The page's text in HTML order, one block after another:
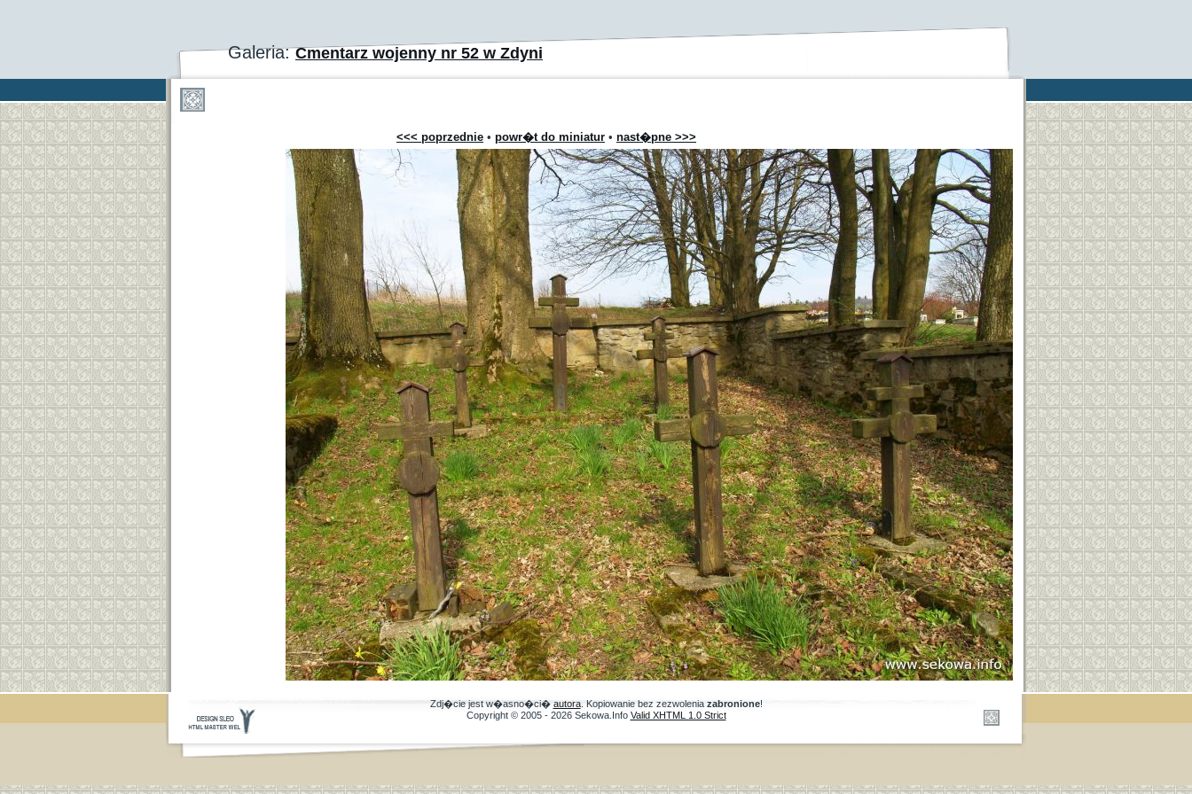
Galeria:Cmentarz wojenny nr 52 w Zdyni
<<< poprzednie • powr�t do miniatur • nast�pne >>>
Zdj�cie jest w�asno�ci� autora. Kopiowanie bez zezwolenia zabronione!
Copyright © 2005 - 2026 Sekowa.Info Valid XHTML 1.0 Strict